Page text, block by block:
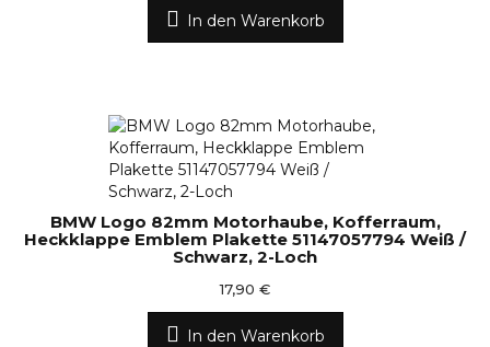
In den Warenkorb
BMW Logo 82mm Motorhaube, Kofferraum,
Heckklappe Emblem Plakette 51147057794 Weiß /
Schwarz, 2-Loch
17,90 €
In den Warenkorb